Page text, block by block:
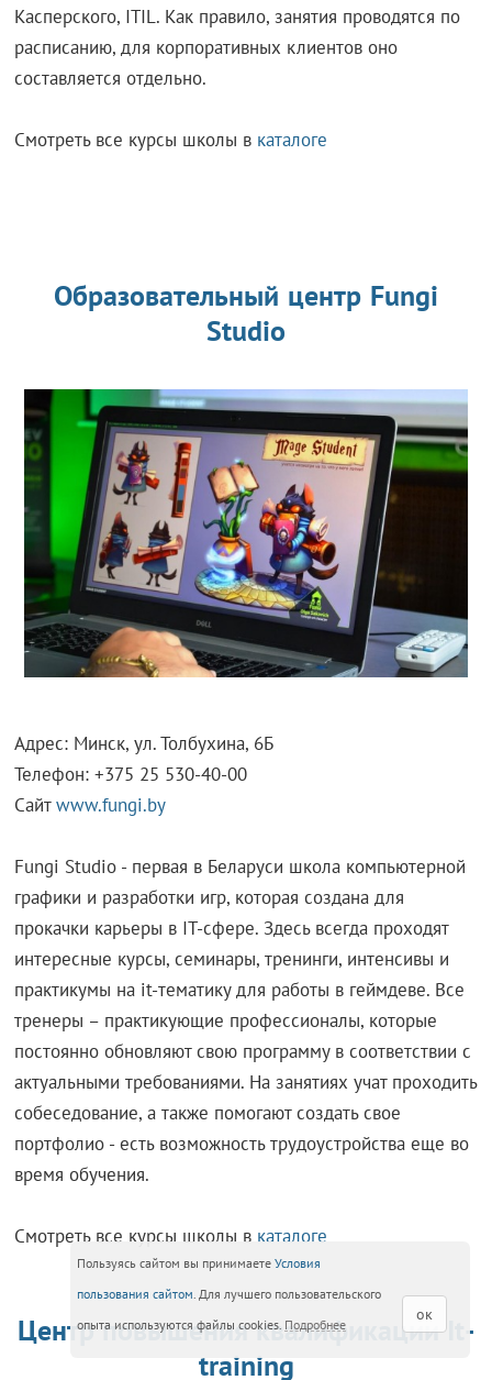
Касперского, ITIL. Как правило, занятия проводятся по
расписанию, для корпоративных клиентов оно
составляется отдельно.
Смотреть все курсы школы в каталоге
Образовательный центр Fungi
Studio
Адрес: Минск, ул. Толбухина, 6Б
Телефон: +375 25 530-40-00
Сайтwww.fungi.by
Fungi Studio - первая в Беларуси школа компьютерной
графики и разработки игр, которая создана для
прокачки карьеры в IT-сфере. Здесь всегда проходят
интересные курсы, семинары, тренинги, интенсивы и
практикумы на it-тематику для работы в геймдеве. Все
тренеры – практикующие профессионалы, которые
постоянно обновляют свою программу в соответствии с
актуальными требованиями. На занятиях учат проходить
собеседование, а также помогают создать свое
портфолио - есть возможность трудоустройства еще во
время обучения.
Смотреть все курсы школы в каталоге
Центр повышения квалификации It-
training
Пользуясь сайтом вы принимаете Условия
пользования сайтом. Для лучшего пользовательского
опыта используются файлы cookies. Подробнее
ок